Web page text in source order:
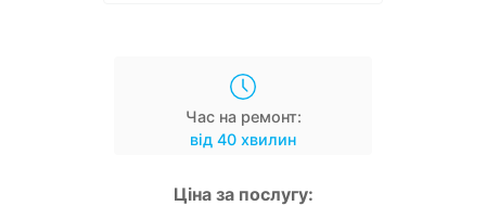
Час на ремонт:
від 40 хвилин
Ціна за послугу: